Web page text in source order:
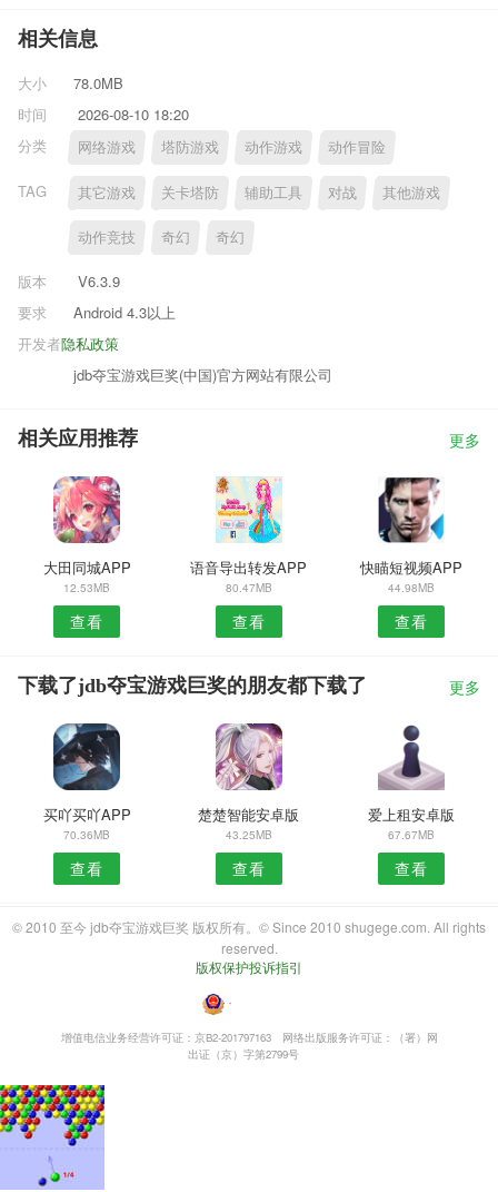
相关信息
大小
78.0MB
时间
2026-08-10 18:20
分类
网络游戏 塔防游戏 动作游戏 动作冒险
TAG 其它游戏 关卡塔防 辅助工具 对战 其他游戏
动作竞技 奇幻 奇幻
版本
V6.3.9
要求
Android 4.3以上
隐私政策
开发者
jdb夺宝游戏巨奖(中国)官方网站有限公司
相关应用推荐 更多
大田同城APP
12.53MB
查看
语音导出转发APP
80.47MB
查看
快瞄短视频APP
44.98MB
查看
下载了jdb夺宝游戏巨奖的朋友都下载了 更多
买吖买吖APP
70.36MB
查看
楚楚智能安卓版
43.25MB
查看
爱上租安卓版
67.67MB
查看
© 2010 至今 jdb夺宝游戏巨奖 版权所有。© Since 2010 shugege.com. All rights
reserved.
版权保护投诉指引
・
增值电信业务经营许可证：京B2-201797163
网络出版服务许可证：（署）网
出证（京）字第2799号